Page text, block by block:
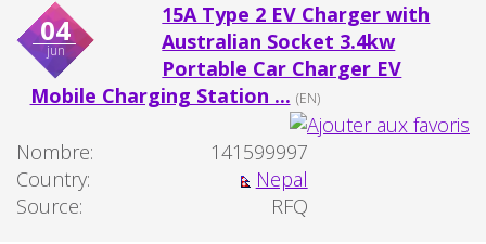
04
jun
15A Type 2 EV Charger with
Australian Socket 3.4kw
Portable Car Charger EV
Mobile Charging Station ... (EN)
Nombre:
141599997
Country:
Nepal
Source:
RFQ